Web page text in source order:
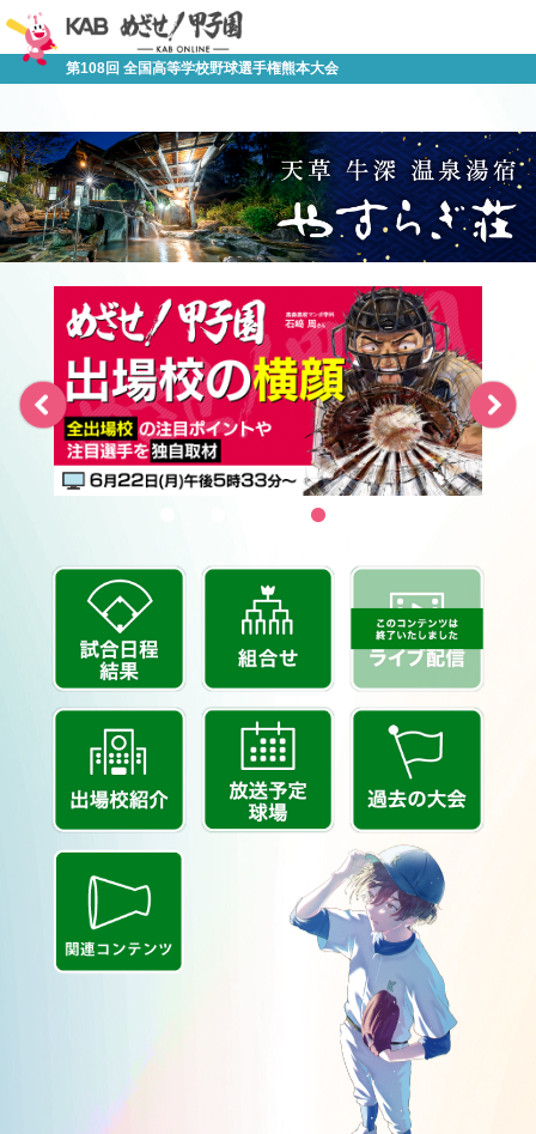
第108回 全国高等学校野球選手権熊本大会